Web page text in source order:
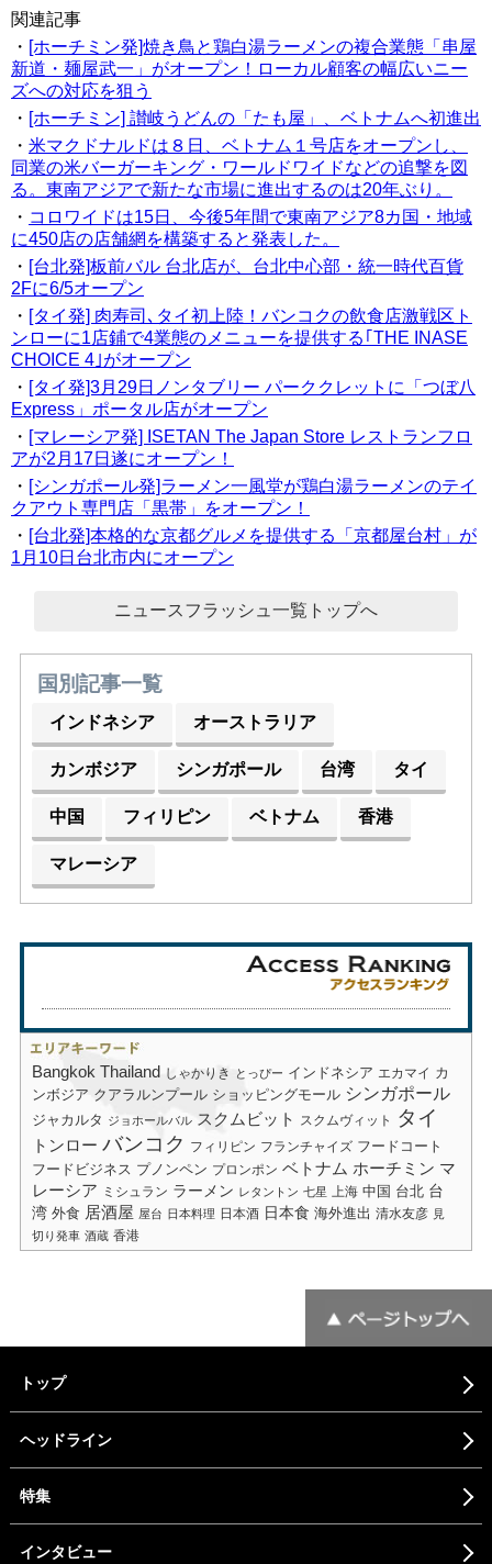
関連記事
・ [ホーチミン発]焼き鳥と鶏白湯ラーメンの複合業態「串屋
新道・麺屋武一」がオープン！ローカル顧客の幅広いニー
ズへの対応を狙う
・ [ホーチミン] 讃岐うどんの「たも屋」、ベトナムへ初進出
・ 米マクドナルドは８日、ベトナム１号店をオープンし、
同業の米バーガーキング・ワールドワイドなどの追撃を図
る。東南アジアで新たな市場に進出するのは20年ぶり。
・ コロワイドは15日、今後5年間で東南アジア8カ国・地域
に450店の店舗網を構築すると発表した。
・ [台北発]板前バル 台北店が、台北中心部・統一時代百貨
2Fに6/5オープン
・ [タイ発] 肉寿司､タイ初上陸！バンコクの飲食店激戦区ト
ンローに1店鋪で4業態のメニューを提供する｢THE INASE
CHOICE 4｣がオープン
・ [タイ発]3月29日ノンタブリー パーククレットに「つぼ八
Express」ポータル店がオープン
・ [マレーシア発] ISETAN The Japan Store レストランフロ
アが2月17日遂にオープン！
・ [シンガポール発]ラーメン一風堂が鶏白湯ラーメンのテイ
クアウト専門店「黒帯」をオープン！
・ [台北発]本格的な京都グルメを提供する「京都屋台村」が
1月10日台北市内にオープン
ニュースフラッシュ一覧トップへ
国別記事一覧
インドネシア オーストラリア
カンボジア シンガポール 台湾 タイ
中国 フィリピン ベトナム 香港
マレーシア
Bangkok Thailand しゃかりき とっぴー インドネシア エカマイ カ
ンボジア クアラルンプール ショッピングモール シンガポール
ジャカルタ ジョホールバル スクムビット スクムヴィット タイ
トンロー バンコク フィリピン フランチャイズ フードコート
フードビジネス プノンペン プロンポン ベトナム ホーチミン マ
レーシア ミシュラン ラーメン レタントン 七星 上海 中国 台北 台
湾 外食 居酒屋 屋台 日本料理 日本酒 日本食 海外進出 清水友彦 見
切り発車 酒蔵 香港
トップ
ヘッドライン
特集
インタビュー